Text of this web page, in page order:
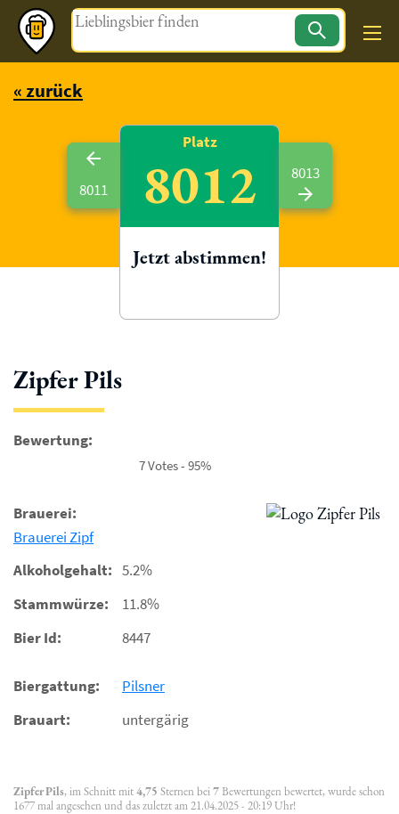
Magazin
« zurück
Zipfer Pils
Bewertung:
7 Votes - 95%
Brauerei:
Brauerei Zipf
Alkoholgehalt: 5.2%
Stammwürze:
11.8%
Bier Id:
8447
Biergattung:
Pilsner
Brauart:
untergärig
Zipfer Pils, im Schnitt mit4,75 Sternen bei7Bewertungen bewertet, wurde schon
1677 mal angesehen und das zuletzt am 21.04.2025 - 20:19 Uhr!
8011
Platz
8012
Jetzt abstimmen!
8013